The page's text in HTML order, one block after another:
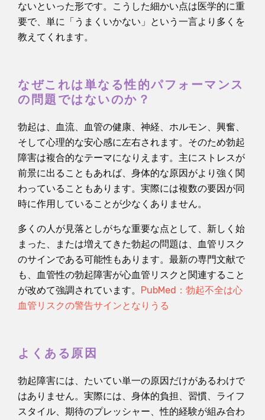
ないといった形です。こうした細かい点は医学的に重
要で、単に「うまくいかない」という一言より多くを
教えてくれます。
なぜこれは単なる性的パフォーマンス
の問題ではないのか？
勃起は、血流、血管の健康、神経、ホルモン、興奮、
そして心理的な安心感に左右されます。そのため勃起
障害は複合的なテーマになりえます。主にストレスが
前景に出ることもあれば、身体的な原因がより強く関
わっていることもあります。実際には複数の要因が同
時に作用していることが少なくありません。
多くの人が見落としがちな重要な点として、新しく始
まった、または増えてきた勃起の問題は、血管リスク
のサインである可能性もあります。最新の専門文献で
も、血管性の勃起障害が心血管リスクと関連すること
が改めて強調されています。 PubMed：勃起不全は心
血管リスクの警告サインとなりうる
よくある原因
勃起障害には、たいてい単一の原因だけがあるわけで
はありません。実際には、身体的負担、習慣、ライフ
スタイル、期待のプレッシャー、性的経験が組み合わ